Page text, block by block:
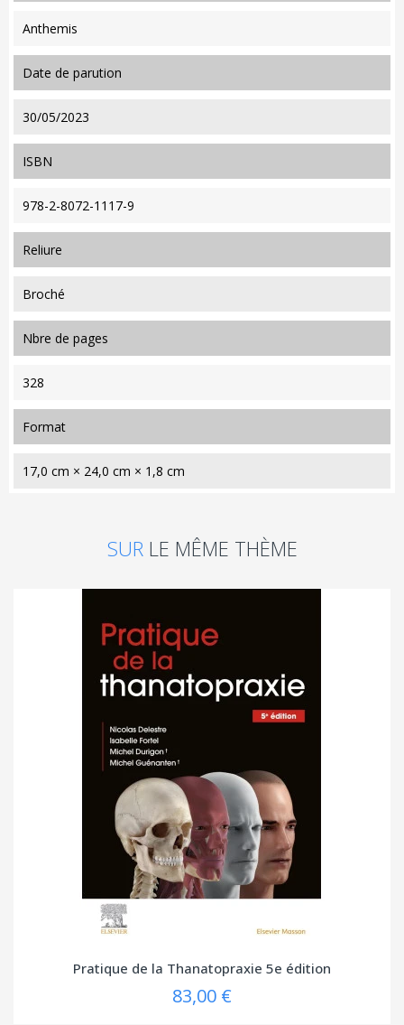
Anthemis
date de parution
30/05/2023
ISBN
978-2-8072-1117-9
reliure
Broché
nbre de pages
328
format
17,0 cm × 24,0 cm × 1,8 cm
SUR LE MÊME THÈME
Pratique de la Thanatopraxie 5e édition
83,00 €